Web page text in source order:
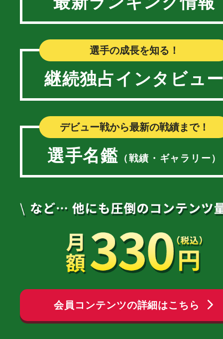
選手の成長を知る！
継続独占インタビュ
デビュー戦から最新の戦績まで！
選手名鑑 （戦績・ギャラリー）
会員コンテンツの詳細はこちら